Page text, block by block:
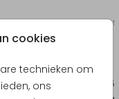
cookies
technieken om
ons